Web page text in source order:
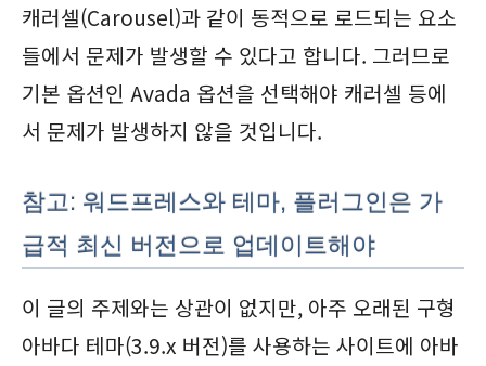
캐러셀(Carousel)과 같이 동적으로 로드되는 요소
들에서 문제가 발생할 수 있다고 합니다. 그러므로
기본 옵션인 Avada 옵션을 선택해야 캐러셀 등에
서 문제가 발생하지 않을 것입니다.
참고: 워드프레스와 테마, 플러그인은 가
급적 최신 버전으로 업데이트해야
이 글의 주제와는 상관이 없지만, 아주 오래된 구형
아바다 테마(3.9.x 버전)를 사용하는 사이트에 아바